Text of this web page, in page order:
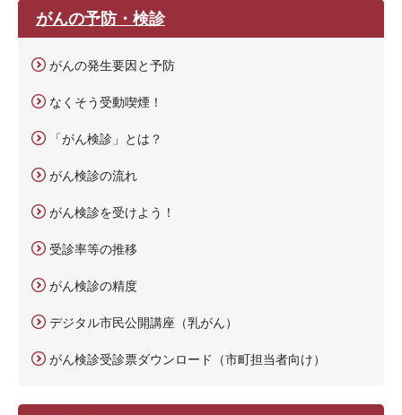
がんの予防・検診
がんの発生要因と予防
なくそう受動喫煙！
「がん検診」とは？
がん検診の流れ
がん検診を受けよう！
受診率等の推移
がん検診の精度
デジタル市民公開講座（乳がん）
がん検診受診票ダウンロード（市町担当者向け）